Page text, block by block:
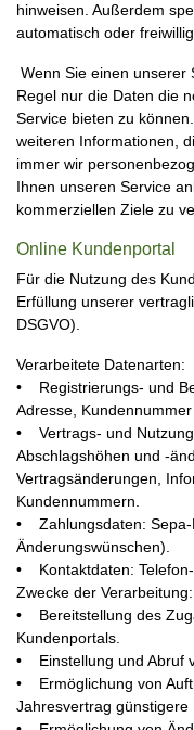
hinweisen. Außerdem
automatisch oder
Wenn Sie einen unserer
Regel nur die Daten die
Service bieten zu
weiteren Informationen,
immer wir
Ihnen unseren Service
kommerziellen Ziele zu
Online Kundenportal
Für die Nutzung des
Erfüllung unserer
DSGVO).
Verarbeitete Datenarten:
• Registrierungs- und
Adresse,
• Vertrags- und
Abschlagshöhen und -
Vertragsänderungen,
Kundennummern.
• Zahlungsdaten: Sepa-
Änderungswünschen).
• Kontaktdaten:
Zwecke der Verarbeitung:
• Bereitstellung des
Kundenportals.
• Einstellung und Abruf
• Ermöglichung von
Jahresvertrag günstigere